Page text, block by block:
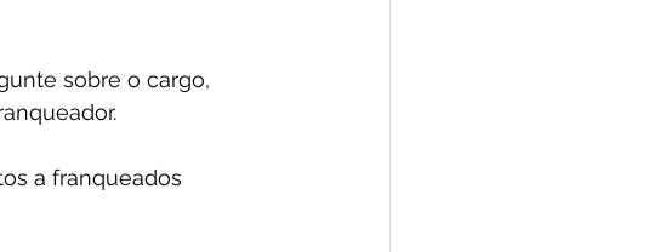
sobre o cargo,
a franqueados